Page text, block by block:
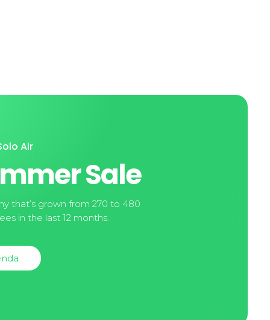
Air
Sale
that’s grown from 270 to 480
in the last 12 months.